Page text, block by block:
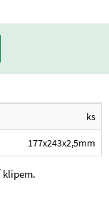
ks
177x243x2,5mm
klipem.